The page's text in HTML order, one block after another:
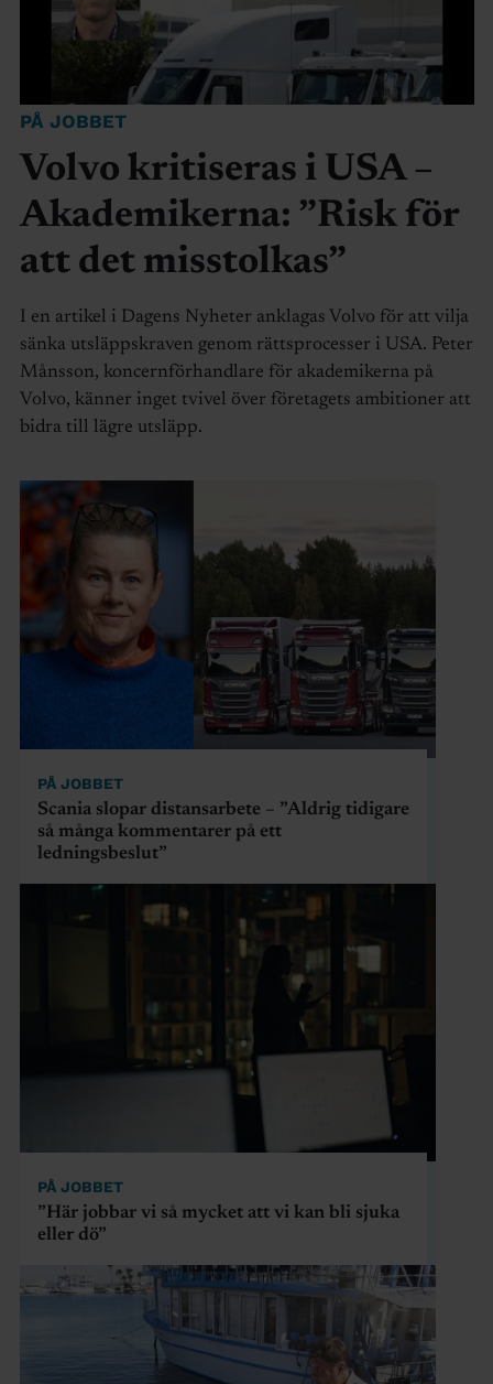
PÅ JOBBET
Volvo kritiseras i USA –
Akademikerna: ”Risk för
att det misstolkas”
I en artikel i Dagens Nyheter anklagas Volvo för att vilja
sänka utsläppskraven genom rättsprocesser i USA. Peter
Månsson, koncernförhandlare för akademikerna på
Volvo, känner inget tvivel över företagets ambitioner att
bidra till lägre utsläpp.
PÅ JOBBET
Scania slopar distansarbete – ”Aldrig tidigare
så många kommentarer på ett
ledningsbeslut”
PÅ JOBBET
”Här jobbar vi så mycket att vi kan bli sjuka
eller dö”